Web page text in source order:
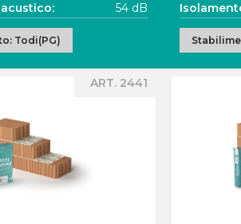
54 dB
Todi(PG)
ART. 2441